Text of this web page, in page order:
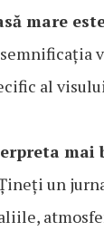
mare
al
mai
un